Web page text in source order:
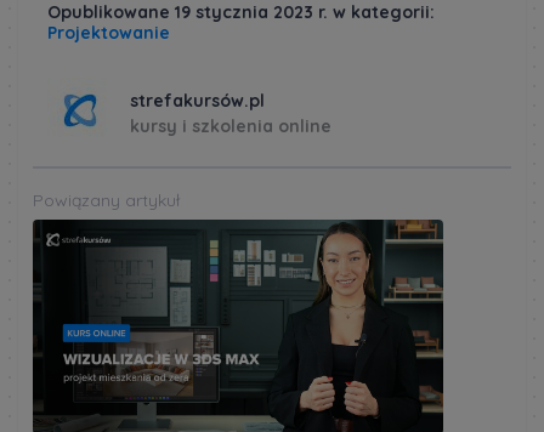
Opublikowane 19 stycznia 2023 r. w kategorii:
Projektowanie
strefakursów.pl
kursy i szkolenia online
Powiązany artykuł